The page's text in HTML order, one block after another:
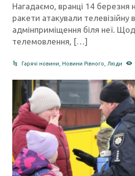
Нагадаємо, вранці 14 березня
ракети атакували телевізійну
адмінприміщення біля неї.
телемовлення, […]
Гарячі новини ,Новини Рівного Люди